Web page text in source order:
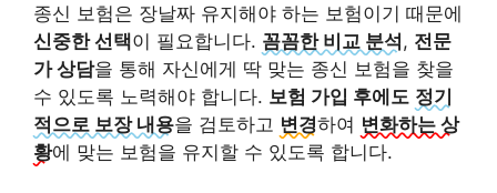
종신 보험은 장날짜 유지해야 하는 보험이기 때문에
신중한 선택이 필요합니다. 꼼꼼한 비교 분석 , 전문
가 상담을 통해 자신에게 딱 맞는 종신 보험을 찾을
수 있도록 노력해야 합니다. 보험 가입 후에도 정기
적으로 보장 내용을 검토하고 변경하여 변화하는 상
황에 맞는 보험을 유지할 수 있도록 합니다.